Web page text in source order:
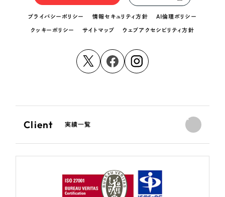
プライバシーポリシー 情報セキュリティ方針 AI倫理ポリシー
クッキーポリシー サイトマップ ウェブアクセシビリティ方針
Client 実績一覧